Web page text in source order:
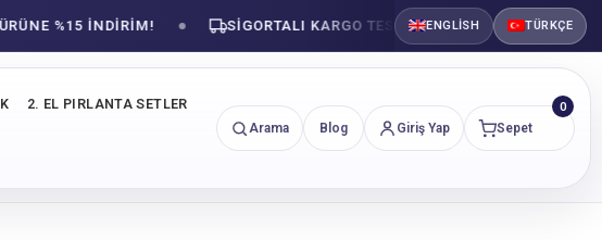
ENGLISH TÜRKÇE
%15 İNDİRİM! SIGORTALI KARGO TESLIMATI GÜVENLI
2. EL PIRLANTA SETLER
Arama Blog Giriş Yap Sepet
0